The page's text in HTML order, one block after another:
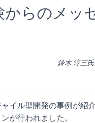
からのメッ
鈴木 淳三
イル型開発の事例が紹
が行われました。